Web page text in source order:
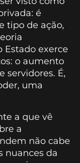
é
tipo de ação,
exerce
o aumento
servidores. É,
uma
a que vê
a
não cabe
nuances da